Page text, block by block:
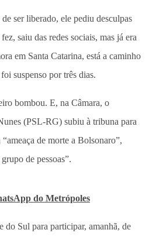
ser liberado, ele pediu desculpas
saiu das redes sociais, mas já era
em Santa Catarina, está a caminho
suspenso por três dias.
bombou. E, na Câmara, o
(PSL-RG) subiu à tribuna para
de morte a Bolsonaro”,
de pessoas”.
do Metrópoles
do Sul para participar, amanhã, de